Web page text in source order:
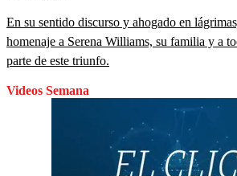
En su sentido discurso y ahogado en
homenaje a Serena Williams, su familia y a
parte de este triunfo.
Videos Semana